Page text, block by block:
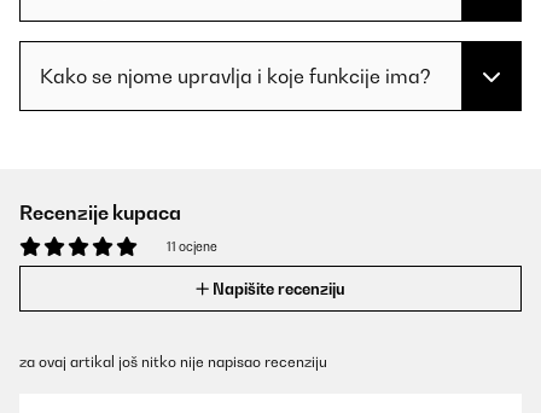
Kako se njome upravlja i koje funkcije ima?
Recenzije kupaca
11 ocjene
Napišite recenziju
za ovaj artikal još nitko nije napisao recenziju